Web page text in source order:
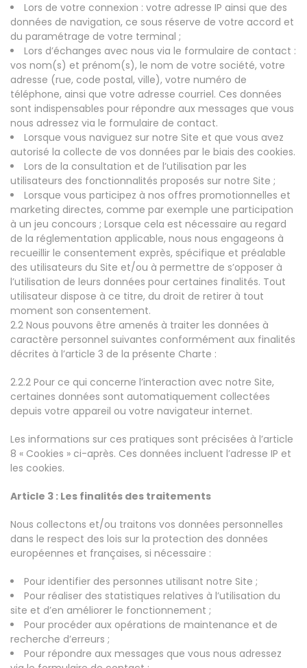
Lors de votre connexion : votre adresse IP ainsi que des
données de navigation, ce sous réserve de votre accord et
du paramétrage de votre terminal ;
Lors d’échanges avec nous via le formulaire de contact :
vos nom(s) et prénom(s), le nom de votre société, votre
adresse (rue, code postal, ville), votre numéro de
téléphone, ainsi que votre adresse courriel. Ces données
sont indispensables pour répondre aux messages que vous
nous adressez via le formulaire de contact.
Lorsque vous naviguez sur notre Site et que vous avez
autorisé la collecte de vos données par le biais des cookies.
Lors de la consultation et de l’utilisation par les
utilisateurs des fonctionnalités proposés sur notre Site ;
Lorsque vous participez à nos offres promotionnelles et
marketing directes, comme par exemple une participation
à un jeu concours ; Lorsque cela est nécessaire au regard
de la réglementation applicable, nous nous engageons à
recueillir le consentement exprès, spécifique et préalable
des utilisateurs du Site et/ou à permettre de s’opposer à
l’utilisation de leurs données pour certaines finalités. Tout
utilisateur dispose à ce titre, du droit de retirer à tout
moment son consentement.
2.2 Nous pouvons être amenés à traiter les données à
caractère personnel suivantes conformément aux finalités
décrites à l’article 3 de la présente Charte :
2.2.2 Pour ce qui concerne l’interaction avec notre Site,
certaines données sont automatiquement collectées
depuis votre appareil ou votre navigateur internet.
Les informations sur ces pratiques sont précisées à l’article
8 « Cookies » ci-après. Ces données incluent l’adresse IP et
les cookies.
Article 3 : Les finalités des traitements
Nous collectons et/ou traitons vos données personnelles
dans le respect des lois sur la protection des données
européennes et françaises, si nécessaire :
Pour identifier des personnes utilisant notre Site ;
Pour réaliser des statistiques relatives à l’utilisation du
site et d’en améliorer le fonctionnement ;
Pour procéder aux opérations de maintenance et de
recherche d’erreurs ;
Pour répondre aux messages que vous nous adressez